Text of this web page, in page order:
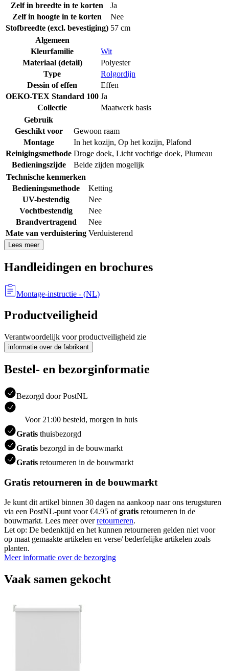
Zelf in breedte in te korten
Ja
Zelf in hoogte in te korten
Nee
Stofbreedte (excl. bevestiging) 57 cm
Algemeen
Kleurfamilie
Wit
Materiaal (detail)
Polyester
Type
Rolgordijn
Dessin of effen
Effen
OEKO-TEX Standard 100 Ja
Collectie
Maatwerk basis
Gebruik
Geschikt voor
Gewoon raam
Montage
In het kozijn, Op het kozijn, Plafond
Reinigingsmethode Droge doek, Licht vochtige doek, Plumeau
Bedieningszijde
Beide zijden mogelijk
Technische kenmerken
Bedieningsmethode
Ketting
UV-bestendig
Nee
Vochtbestendig
Nee
Brandvertragend
Nee
Mate van verduistering Verduisterend
Lees meer
Handleidingen en brochures
Montage-instructie - (NL)
Productveiligheid
Verantwoordelijk voor productveiligheid zie
informatie over de fabrikant
Bestel- en bezorginformatie
Bezorgd door PostNL
Voor 21:00 besteld, morgen in huis
Gratis thuisbezorgd
Gratis bezorgd in de bouwmarkt
Gratis retourneren in de bouwmarkt
Gratis retourneren in de bouwmarkt
Je kunt dit artikel binnen 30 dagen na aankoop naar ons terugsturen
via een PostNL-punt voor €4.95 ofgratis retourneren in de
bouwmarkt. Lees meer overretourneren.
Let op: De bedenktijd en het kunnen retourneren gelden niet voor
op maat gemaakte artikelen en verse/ bederfelijke artikelen zoals
planten.
Meer informatie over de bezorging
Vaak samen gekocht